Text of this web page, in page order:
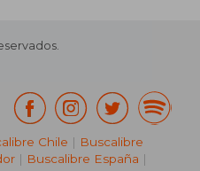
Chile | Buscalibre
| Buscalibre España |